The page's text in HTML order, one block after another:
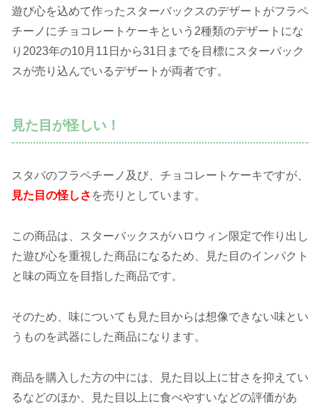
遊び心を込めて作ったスターバックスのデザートがフラペ
チーノにチョコレートケーキという2種類のデザートにな
り2023年の10月11日から31日までを目標にスターバック
スが売り込んでいるデザートが両者です。
見た目が怪しい！
スタバのフラペチーノ及び、チョコレートケーキですが、
見た目の怪しさ を売りとしています。
この商品は、スターバックスがハロウィン限定で作り出し
た遊び心を重視した商品になるため、見た目のインパクト
と味の両立を目指した商品です。
そのため、味についても見た目からは想像できない味とい
うものを武器にした商品になります。
商品を購入した方の中には、見た目以上に甘さを抑えてい
るなどのほか、見た目以上に食べやすいなどの評価があ